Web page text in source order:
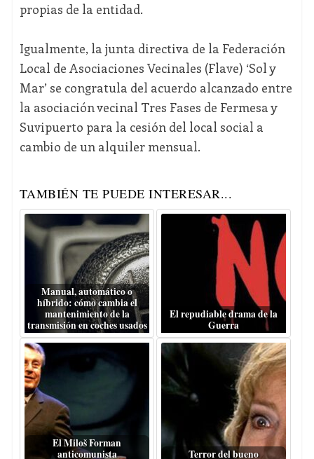
propias de la entidad.
Igualmente, la junta directiva de la Federación
Local de Asociaciones Vecinales (Flave) ‘Sol y
Mar’ se congratula del acuerdo alcanzado entre
la asociación vecinal Tres Fases de Fermesa y
Suvipuerto para la cesión del local social a
cambio de un alquiler mensual.
TAMBIÉN TE PUEDE INTERESAR...
Manual, automático o
híbrido: cómo cambia el
mantenimiento de la
transmisión en coches usados
El repudiable drama de la
Guerra
El Miloš Forman
anticomunista
Terror del bueno